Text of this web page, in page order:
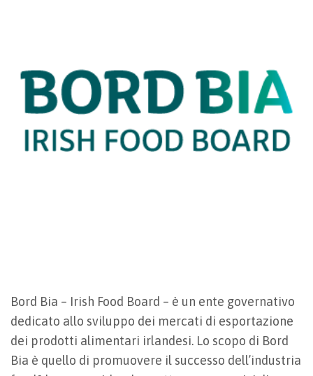
Bord Bia – Irish Food Board – è un ente governativo
dedicato allo sviluppo dei mercati di esportazione
dei prodotti alimentari irlandesi. Lo scopo di Bord
Bia è quello di promuovere il successo dell’industria